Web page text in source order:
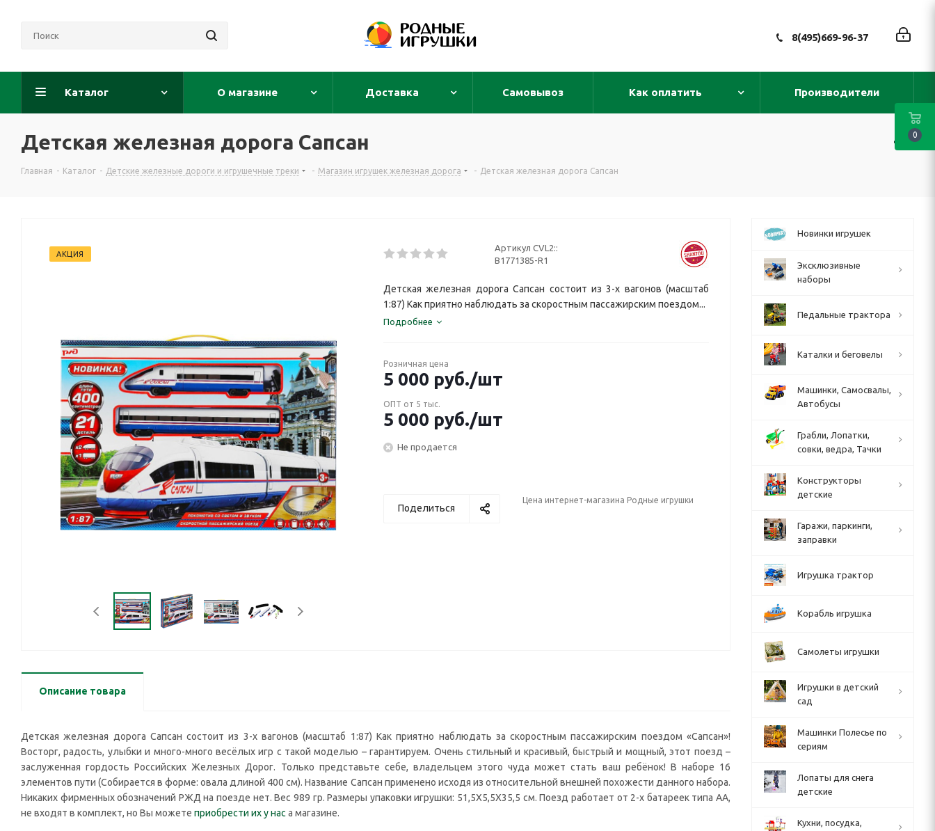
8(495)669-96-37
Каталог О магазине Доставка Самовывоз Как оплатить Производители
Детская железная дорога Сапсан
Главная - Каталог - Детские железные дороги и игрушечные треки - Магазин игрушек железная дорога - Детская железная дорога Сапсан
АКЦИЯ
Артикул CVL2::
B1771385-R1
Детская железная дорога Сапсан состоит из 3-х вагонов (масштаб
1:87) Как приятно наблюдать за скоростным пассажирским поездом...
Подробнее
Розничная цена
5 000 руб./шт
ОПТ от 5 тыс.
5 000 руб./шт
Не продается
Поделиться
Цена интернет-магазина Родные игрушки
Описание товара
Детская железная дорога Сапсан состоит из 3-х вагонов (масштаб 1:87) Как приятно наблюдать за скоростным пассажирским поездом «Сапсан»!
Восторг, радость, улыбки и много-много весёлых игр с такой моделью – гарантируем. Очень стильный и красивый, быстрый и мощный, этот поезд –
заслуженная гордость Российских Железных Дорог. Только представьте себе, владельцем этого чуда может стать ваш ребёнок! В наборе 16
элементов пути (Собирается в форме: овала длиной 400 см). Название Сапсан применено исходя из относительной внешней похожести данного набора.
Никаких фирменных обозначений РЖД на поезде нет. Вес 989 гр. Размеры упаковки игрушки: 51,5X5,5X35,5 см. Поезд работает от 2-х батареек типа АА,
не входят в комплект, но Вы можете приобрести их у нас а магазине.
Новинки игрушек
Эксклюзивные
наборы
Педальные трактора
Каталки и беговелы
Машинки, Самосвалы,
Автобусы
Грабли, Лопатки,
совки, ведра, Тачки
Конструкторы
детские
Гаражи, паркинги,
заправки
Игрушка трактор
Корабль игрушка
Самолеты игрушки
Игрушки в детский
сад
Машинки Полесье по
сериям
Лопаты для снега
детские
Кухни, посудка,
0